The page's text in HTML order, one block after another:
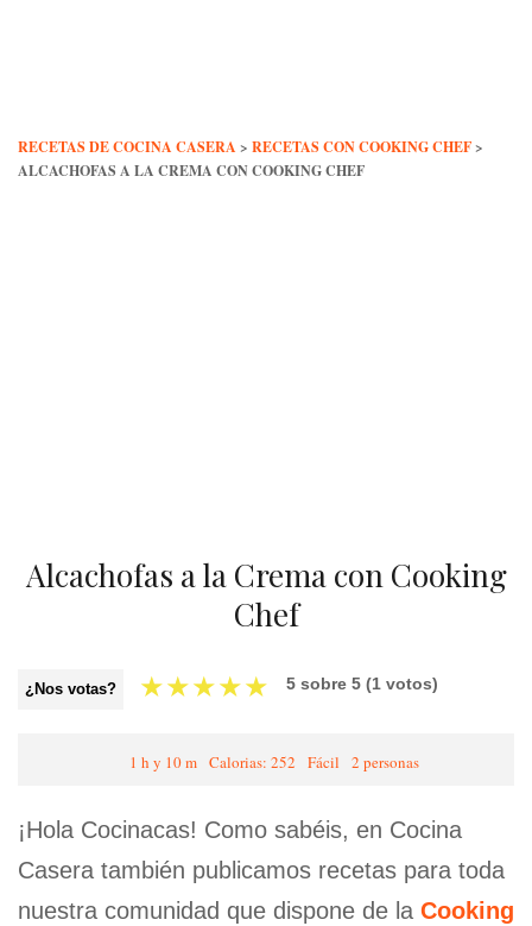
RECETAS DE COCINA CASERA > RECETAS CON COOKING CHEF>
ALCACHOFAS A LA CREMA CON COOKING CHEF
Alcachofas a la Crema con Cooking
Chef
¿Nos votas? ★★★★★ 5 sobre 5 (1 votos)
1 h y 10 m Calorias: 252 Fácil 2 personas
¡Hola Cocinacas! Como sabéis, en Cocina
Casera también publicamos recetas para toda
nuestra comunidad que dispone de la Cooking